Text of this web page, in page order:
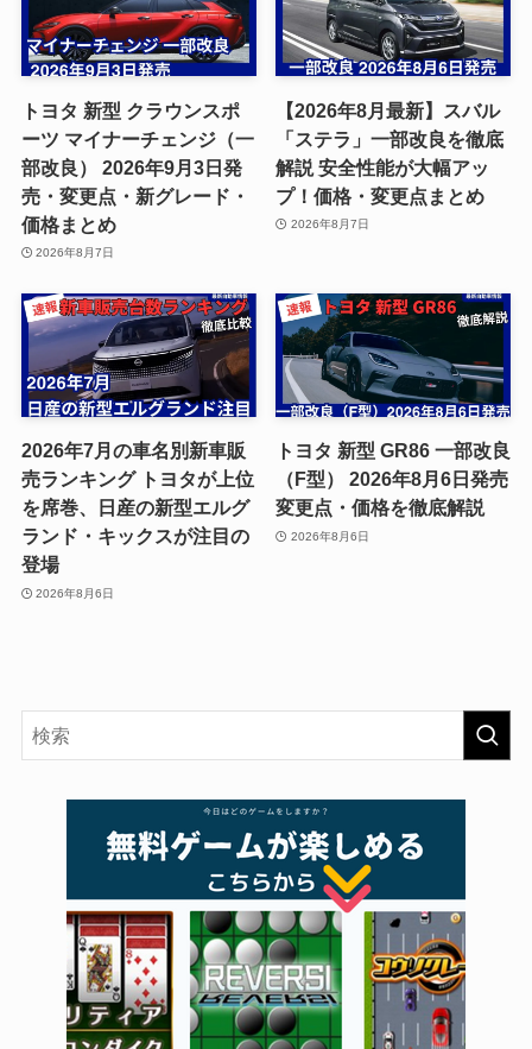
トヨタ 新型 クラウンスポ
ーツ マイナーチェンジ（一
部改良） 2026年9月3日発
売・変更点・新グレード・
価格まとめ
2026年8月7日
【2026年8月最新】スバル
「ステラ」一部改良を徹底
解説 安全性能が大幅アッ
プ！価格・変更点まとめ
2026年8月7日
2026年7月の車名別新車販
売ランキング トヨタが上位
を席巻、日産の新型エルグ
ランド・キックスが注目の
登場
2026年8月6日
トヨタ 新型 GR86 一部改良
（F型） 2026年8月6日発売
変更点・価格を徹底解説
2026年8月6日